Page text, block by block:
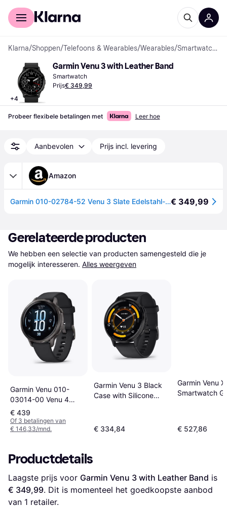
Voor shoppers
Klarna/Shoppen/Telefoons & Wearables/Wearables/ Smartwatches
+4
Garmin Venu 3 with Leather Band
Smartwatch
Prijs€ 349,99
Probeer flexibele betalingen met Leer hoe
Aanbevolen Prijs incl. levering
Amazon
Garmin 010-02784-52 Venu 3 Slate Edelstahl-Lünette Smartwatch mit schwarzem Gehäuse und Lederband, Schiefer/schwarz€ 349,99
Gerelateerde producten
We hebben een selectie van producten samengesteld die je
mogelijk interesseren. Alles weergeven
Garmin Venu 010-
03014-00 Venu 4
Horloge Zwart
€ 439
Of 3 betalingen van
€ 146,33/mnd.
Garmin Venu 3 Black
Case with Silicone
€ 334,84
Garmin Venu
Smartwatch
€ 527,86
Productdetails
Laagste prijs voor Garmin Venu 3 with Leather Band
€ 349,99. Dit is momenteel het goedkoopste aanbod
van 1 retailer.